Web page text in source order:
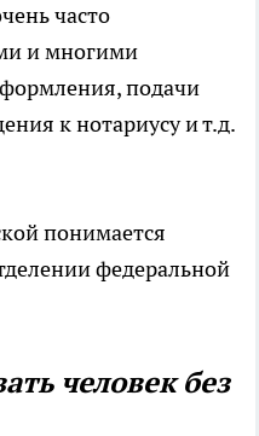
часто
и многими
подачи
к нотариусу и т.д.
понимается
федеральной
человек без